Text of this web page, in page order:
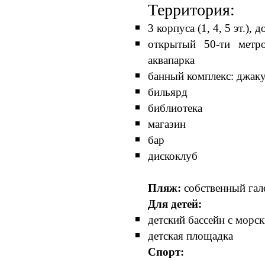
Территория:
3 корпуса (1, 4, 5 эт.),
открытый 50-ти
аквапарка
банный комплекс:
бильярд
библиотека
магазин
бар
дискоклуб
Пляж: собственный
Для детей:
детский бассейн с
детская площадка
Спорт: